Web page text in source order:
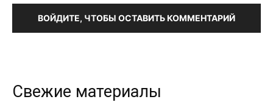
ВОЙДИТЕ, ЧТОБЫ ОСТАВИТЬ КОММЕНТАРИЙ
Свежие материалы